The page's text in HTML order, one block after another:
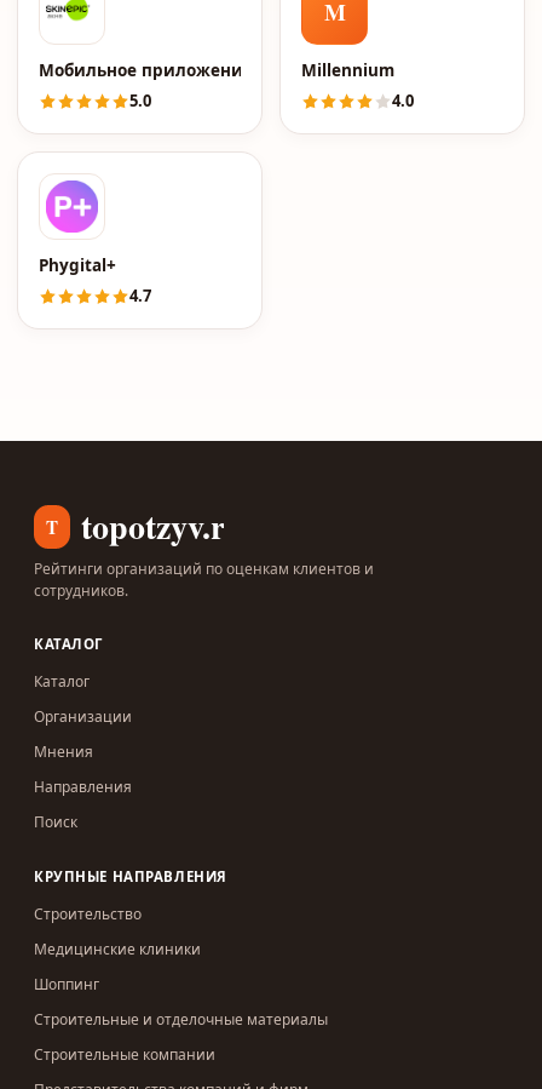
Мобильное приложение Skinepic
5.0
M
Millennium
4.0
Phygital+
4.7
T topotzyv.ru
Рейтинги организаций по оценкам клиентов и
сотрудников.
КАТАЛОГ
Каталог
Организации
Мнения
Направления
Поиск
КРУПНЫЕ НАПРАВЛЕНИЯ
Строительство
Медицинские клиники
Шоппинг
Строительные и отделочные материалы
Строительные компании